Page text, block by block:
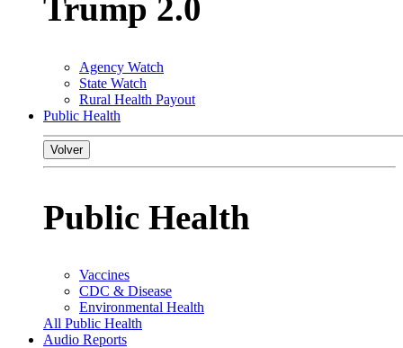
Trump 2.0
Agency Watch
State Watch
Rural Health Payout
Public Health
Volver
Public Health
Vaccines
CDC & Disease
Environmental Health
All Public Health
Audio Reports